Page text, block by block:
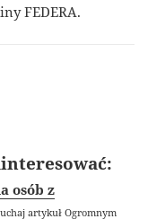
FEDERA.
osób z
artykuł Ogromnym